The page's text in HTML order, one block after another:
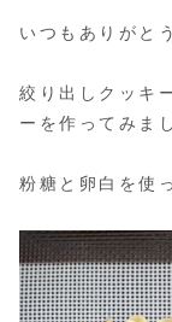
いつもありがと
絞り出しクッキ
ーを作ってみま
粉糖と卵白を使